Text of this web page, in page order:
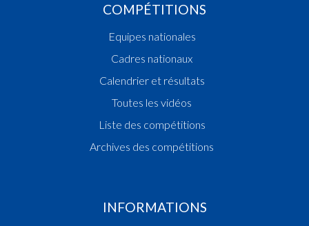
COMPÉTITIONS
Equipes nationales
Cadres nationaux
Calendrier et résultats
Toutes les vidéos
Liste des compétitions
Archives des compétitions
INFORMATIONS